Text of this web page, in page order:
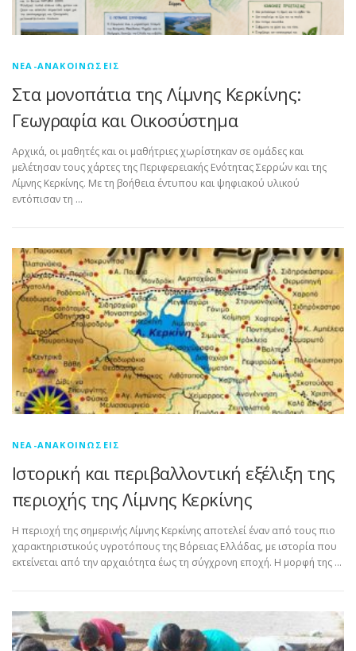
ΝΈΑ-ΑΝΑΚΟΙΝΏΣΕΙΣ
Στα μονοπάτια της Λίμνης Κερκίνης:
Γεωγραφία και Οικοσύστημα
Αρχικά, οι μαθητές και οι μαθήτριες χωρίστηκαν σε ομάδες και
μελέτησαν τους χάρτες της Περιφερειακής Ενότητας Σερρών και της
Λίμνης Κερκίνης. Με τη βοήθεια έντυπου και ψηφιακού υλικού
εντόπισαν τη …
ΝΈΑ-ΑΝΑΚΟΙΝΏΣΕΙΣ
Ιστορική και περιβαλλοντική εξέλιξη της
περιοχής της Λίμνης Κερκίνης
Η περιοχή της σημερινής Λίμνης Κερκίνης αποτελεί έναν από τους πιο
χαρακτηριστικούς υγροτόπους της Βόρειας Ελλάδας, με ιστορία που
εκτείνεται από την αρχαιότητα έως τη σύγχρονη εποχή. Η μορφή της …